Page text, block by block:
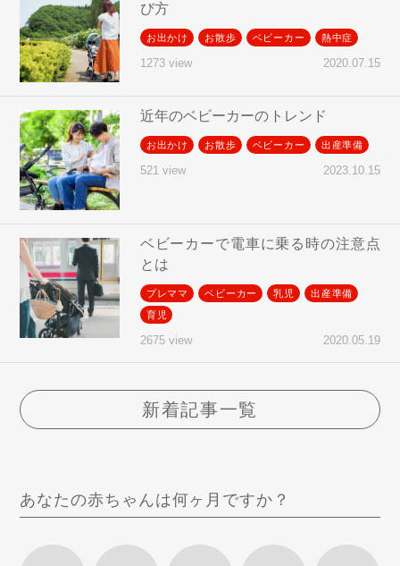
び方
お出かけ お散歩 ベビーカー 熱中症
1273 view 2020.07.15
近年のベビーカーのトレンド
お出かけ お散歩 ベビーカー 出産準備
521 view 2023.10.15
ベビーカーで電車に乗る時の注意点
とは
プレママ ベビーカー 乳児
出産準備
育児
2675 view 2020.05.19
新着記事一覧
あなたの赤ちゃんは何ヶ月ですか？